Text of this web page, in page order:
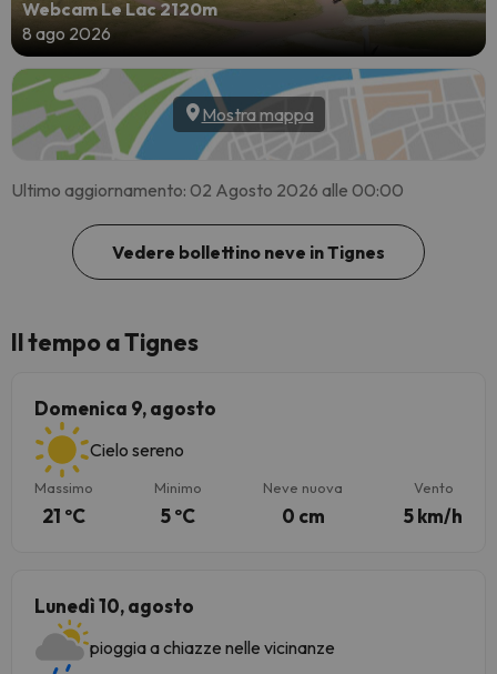
Webcam Le Lac 2120m
8 ago 2026
Mostra mappa
Ultimo aggiornamento: 02 Agosto 2026 alle 00:00
Vedere bollettino neve in Tignes
Il tempo a Tignes
Domenica 9, agosto
Cielo sereno
Massimo
21 ºC
Minimo
5 ºC
Neve nuova
0 cm
Vento
5 km/h
Lunedì 10, agosto
pioggia a chiazze nelle vicinanze